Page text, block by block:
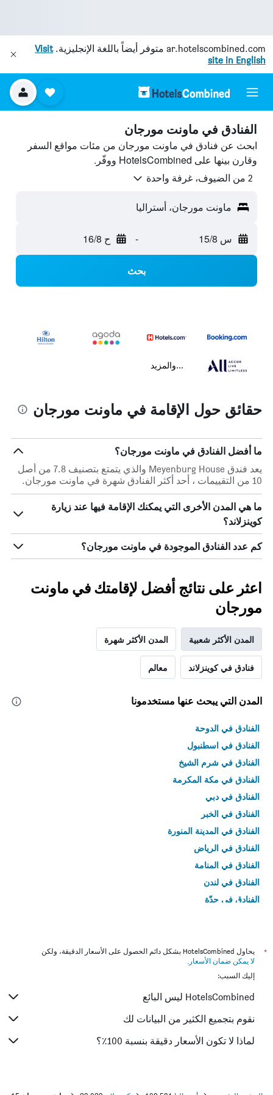
ar.hotelscombined.com متوفر أيضاً باللغة الإنجليزية.Visit
site in English
الفنادق في ماونت مورجان
ابحث عن فنادق في ماونت مورجان من مئات مواقع السفر
وقارن بينها على HotelsCombined ووفّر.
2 من الضيوف، غرفة واحدة
ماونت مورجان، أستراليا
س 15/8 - ح 16/8
بحث
...والمزيد
حقائق حول الإقامة في ماونت مورجان
ما أفضل الفنادق في ماونت مورجان؟
يعد فندق Meyenburg House والذي يتمتع بتصنيف 7.8 من أصل
10 من التقييمات ، أحد أكثر الفنادق شهرة في ماونت مورجان.
ما هي المدن الأخرى التي يمكنك الإقامة فيها عند زيارة
كوينزلاند؟
كم عدد الفنادق الموجودة في ماونت مورجان؟
اعثر على نتائج أفضل لإقامتك في ماونت
مورجان
المدن الأكثر شعبية المدن الأكثر شهرة
فنادق في كوينزلاند معالم
المدن التي يبحث عنها مستخدمونا
الفنادق في الدوحة
الفنادق في اسطنبول
الفنادق في شرم الشيخ
الفنادق في مكة المكرمة
الفنادق في دبي
الفنادق في الخبر
الفنادق في المدينة المنورة
الفنادق في الرياض
الفنادق في المنامة
الفنادق في لندن
الفنادق في جدّة
*
يحاول HotelsCombined بشكل دائم الحصول على الأسعار الدقيقة، ولكن
لا يمكن ضمان الأسعار .
إليك السبب:
HotelsCombined ليس البائع
نقوم بتجميع الكثير من البيانات لك
لماذا لا تكون الأسعار دقيقة بنسبة 100٪؟